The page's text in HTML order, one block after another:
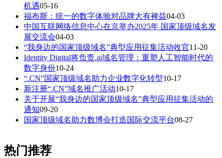
机遇05-16
福布斯：统一的数字体验对品牌大有裨益04-03
中国互联网络信息中心在京举办2025年 国家顶级域名发
展交流会04-03
“我身边的国家顶级域名”典型应用征集活动收官11-20
Identity Digital将负责.ai域名管理：重塑人工智能时代的
数字身份10-24
“.CN”国家顶级域名助力企业数字化转型10-17
新注册“.CN”域名推广活动10-17
关于开展“我身边的国家顶级域名”典型应用征集活动的
通知09-20
国家顶级域名助力数博会打造国际交流平台08-27
热门推荐